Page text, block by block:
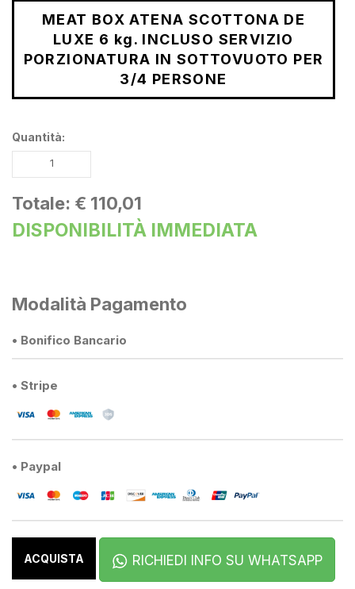
MEAT BOX ATENA SCOTTONA DE
LUXE 6 kg. INCLUSO SERVIZIO
PORZIONATURA IN SOTTOVUOTO PER
3/4 PERSONE
Quantità:
Totale: € 110,01
DISPONIBILITÀ IMMEDIATA
Modalità Pagamento
• Bonifico Bancario
• Stripe
• Paypal
ACQUISTA RICHIEDI INFO SU WHATSAPP